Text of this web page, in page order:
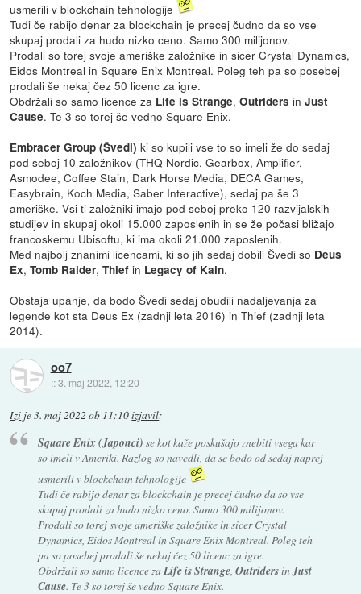
usmerili v blockchain tehnologije
Tudi če rabijo denar za blockchain je precej čudno da so vse
skupaj prodali za hudo nizko ceno. Samo 300 milijonov.
Prodali so torej svoje ameriške založnike in sicer Crystal Dynamics,
Eidos Montreal in Square Enix Montreal. Poleg teh pa so posebej
prodali še nekaj čez 50 licenc za igre.
Obdržali so samo licence za Life is Strange,Outriders inJust
Cause. Te 3 so torej še vedno Square Enix.
Embracer Group (Švedi) ki so kupili vse to so imeli že do sedaj
pod seboj 10 založnikov (THQ Nordic, Gearbox, Amplifier,
Asmodee, Coffee Stain, Dark Horse Media, DECA Games,
Easybrain, Koch Media, Saber Interactive), sedaj pa še 3
ameriške. Vsi ti založniki imajo pod seboj preko 120 razvijalskih
studijev in skupaj okoli 15.000 zaposlenih in se že počasi bližajo
francoskemu Ubisoftu, ki ima okoli 21.000 zaposlenih.
Med najbolj znanimi licencami, ki so jih sedaj dobili Švedi so Deus
Ex,Tomb Raider,Thief in Legacy of Kain.
Obstaja upanje, da bodo Švedi sedaj obudili nadaljevanja za
legende kot sta Deus Ex (zadnji leta 2016) in Thief (zadnji leta
2014).
oo7
::3. maj 2022, 12:20
Izi je3. maj 2022 ob 11:10izjavil:
Square Enix (Japonci) se kot kaže poskušajo znebiti vsega kar
so imeli v Ameriki. Razlog so navedli, da se bodo od sedaj naprej
usmerili v blockchain tehnologije
Tudi če rabijo denar za blockchain je precej čudno da so vse
skupaj prodali za hudo nizko ceno. Samo 300 milijonov.
Prodali so torej svoje ameriške založnike in sicer Crystal
Dynamics, Eidos Montreal in Square Enix Montreal. Poleg teh
pa so posebej prodali še nekaj čez 50 licenc za igre.
Obdržali so samo licence zaLife is Strange, Outridersin Just
Cause. Te 3 so torej še vedno Square Enix.